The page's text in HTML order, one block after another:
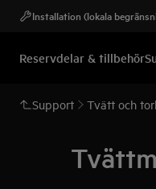
Installation (lokala
Reservdelar & tillbehör
Support Tvätt och